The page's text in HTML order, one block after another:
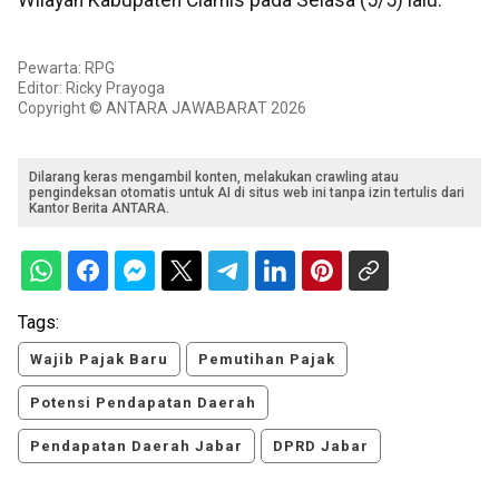
Pewarta: RPG
Editor: Ricky Prayoga
Copyright © ANTARA JAWABARAT 2026
Dilarang keras mengambil konten, melakukan crawling atau
pengindeksan otomatis untuk AI di situs web ini tanpa izin tertulis dari
Kantor Berita ANTARA.
Tags:
Wajib Pajak Baru Pemutihan Pajak
Potensi Pendapatan Daerah
Pendapatan Daerah Jabar DPRD Jabar